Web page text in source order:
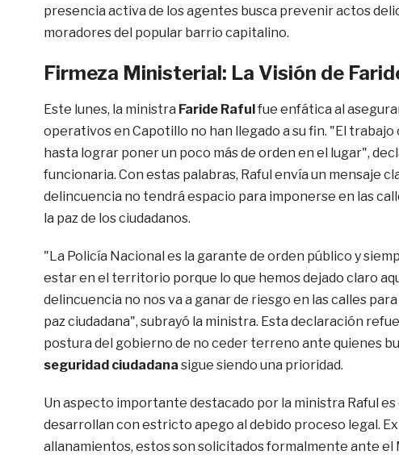
presencia activa de los agentes busca prevenir actos
moradores del popular barrio capitalino.
Firmeza Ministerial: La Visión de
Este lunes, la ministra Faride Rafulfue enfática al
operativos en Capotillo no han llegado a su fin. "El
hasta lograr poner un poco más de orden en el lugar",
funcionaria. Con estas palabras, Raful envía un mensaje
delincuencia no tendrá espacio para imponerse en las
la paz de los ciudadanos.
"La Policía Nacional es la garante de orden público y
estar en el territorio porque lo que hemos dejado claro
delincuencia no nos va a ganar de riesgo en las calles
paz ciudadana", subrayó la ministra. Esta declaración
postura del gobierno de no ceder terreno ante quienes
seguridad ciudadana sigue siendo una prioridad.
Un aspecto importante destacado por la ministra Raful
desarrollan con estricto apego al debido proceso legal.
allanamientos, estos son solicitados formalmente ante